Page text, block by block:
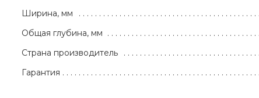
Ширина, мм
Общая глубина, мм
Страна производитель
Гарантия